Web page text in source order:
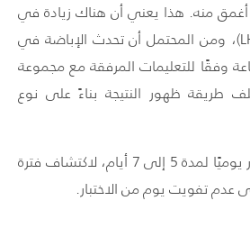
منه. هذا يعني أن هناك زيادة في
)، ومن المحتمل أن تحدث الإباضة في
24-48 ساعة وفقًا للتعليمات المرفقة مع مجموعة
طريقة ظهور النتيجة بناءً على نوع
قد تحتاجين لعمل الاختبار يوميًا لمدة 5 إلى 7 أيام، لاكتشاف فترة
عدم تفويت يوم من الاختبار.